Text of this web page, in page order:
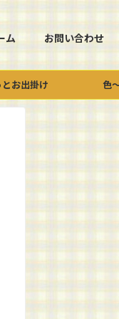
ム お問い合わせ
お出掛け 色